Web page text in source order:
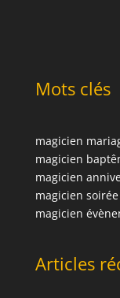
Mots clés
magicien
magicien
magicien
magicien
magicien
Articles